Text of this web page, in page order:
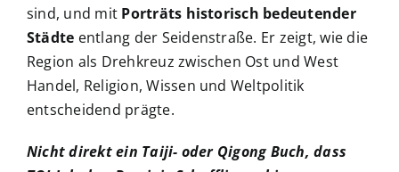
sind, und mit Porträts historisch bedeutender
Städte entlang der Seidenstraße. Er zeigt, wie die
Region als Drehkreuz zwischen Ost und West
Handel, Religion, Wissen und Weltpolitik
entscheidend prägte.
Nicht direkt ein Taiji- oder Qigong Buch, dass